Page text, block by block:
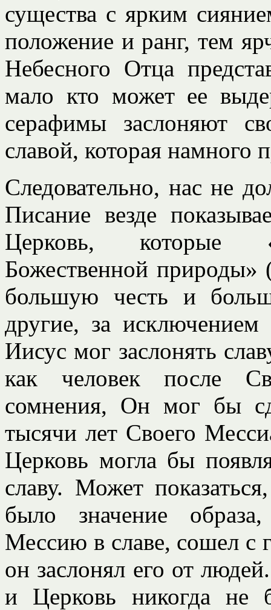
существа с ярким
положение и ранг, тем
Небесного Отца
мало кто может ее
серафимы заслоняют
славой, которая намного
Следовательно, нас не
Писание везде
Церковь, которые
Божественной
большую честь и
другие, за
Иисус мог заслонять
как человек после
сомнения, Он мог бы
тысячи лет Своего
Церковь могла бы
славу. Может
было значение
Мессию в славе, сошел с
он заслонял его от
и Церковь никогда не